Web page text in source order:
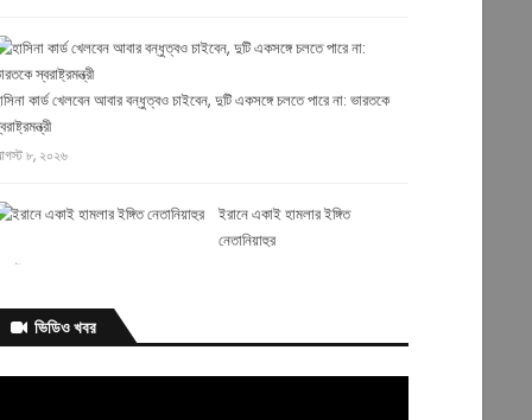
কার্ড খেলবেন আবার বন্ধুত্বও চাইবেন, দুটি একসঙ্গে চলতে পারে না: ভারতকে
৮, ২০২৬
ইরানে একাই হামলার ইঙ্গিত
নেতানিয়াহুর
আগস্ট ৬, ২০২৬
আমি বরং
সঙ্গে চুক্তি করতে চাই: ট্রাম্প
ভিডিও খবর